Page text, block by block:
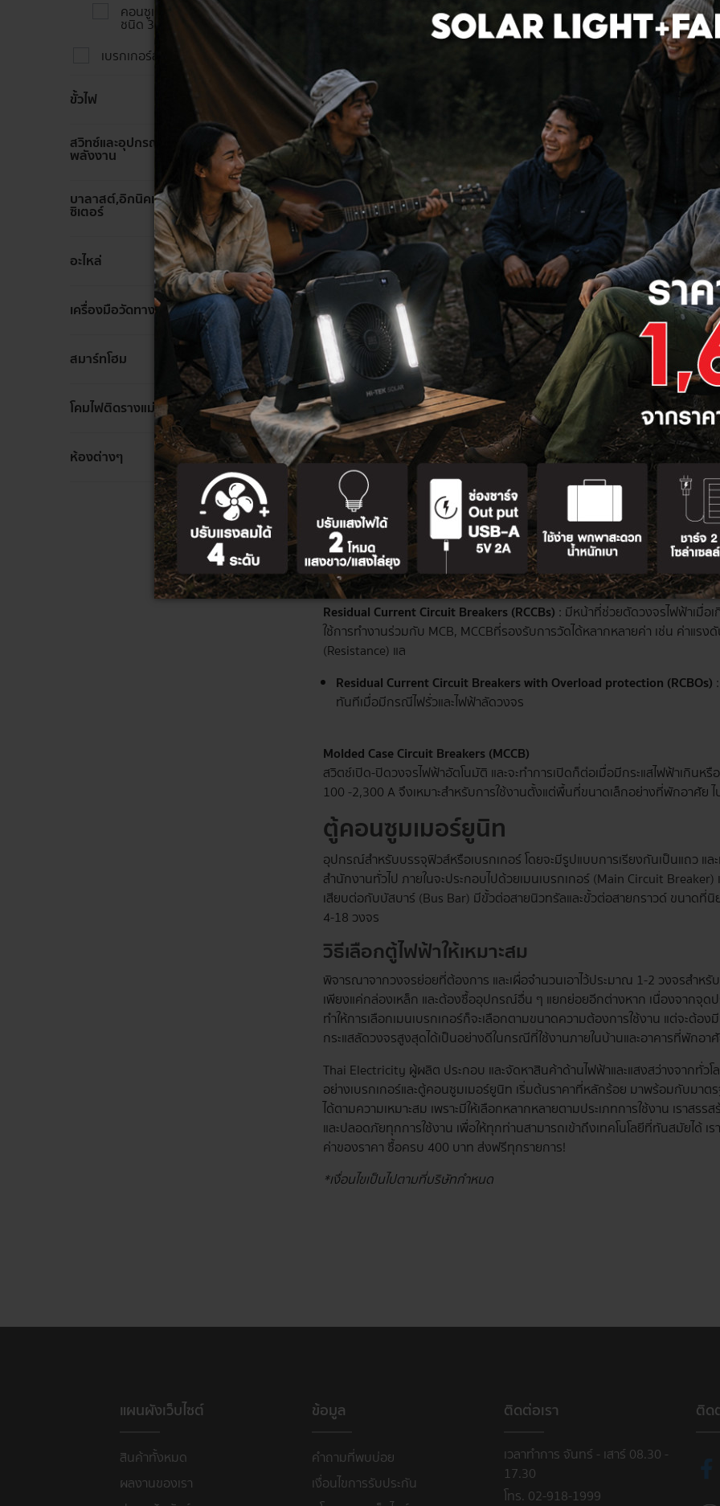
คอนซูเมอร์เซอร์กิตเบรกเกอร์
ชนิด 3 สาย
เบรกเกอร์สำหรับงานโครงการ
ขั้วไฟ
สวิทซ์และอุปกรณ์ประหยัด
พลังงาน
ล้าง
บาลาสต์,อิกนิคเตอร์,คาปา
ซิเตอร์
ล้าง
อะไหล่ ล้าง
เครื่องมือวัดทางไฟฟ้า ล้าง
สมาร์ทโฮม
โคมไฟติดรางแม่เหล็ก ล้าง
ห้องต่างๆ
เบรกเกอร์กันดูดและตู้คอมซูมเมอ
เบรกเกอร์ ตู้ไฟฟ้า หรือตู้คอนซูมเมอร์ยูนิท คืออุปกรณ์สำหรับป้องกันระบบไฟฟ้
ปลอดภัยในการใช้งานระบบไฟฟ้าให้เป็นไปอย่างมีประสิทธิภาพ ป้องกันการลัดว
ติดตั้งเบรกเกอร์เป็นองค์ประกอบสำคัญของการรักษาความปลอดภัยด้านไฟฟ้า
การใช้กระแสไฟฟ้าที่สูงมากจนเกินไป หรือกรณีที่เกิดไฟฟ้าลัดวงจร จึงต้องทำก
เซอร์กิตเบรกเกอร์
สวิตช์ไฟฟ้าแบบอัตโนมัติที่ถูกออกแบบมาเพื่อป้องกันเหตุไฟฟ้าเกิดความเสียหาย
เกอร์จะทำหน้าที่ตัดกระแสไฟฟ้าหลังจากตรวจพบความผิดปกติในวงจร และเมื่อ
ใหม่ได้ทันทีหลังแก้ปัญหา
ประเภทของเบรกเกอร์ ที่ใช้บ้าน
สามารถแบ่งแยกเบรกเกอร์ได้ตามประเภทพิกัดแรงดันไฟฟ้า ได้ 3 ประเภทหลัก
โดยประเภทที่นิยมใช้ในที่พักอาศัยและอาคารมักจะเป็นแบบ Low Voltage ที่ประก
Miniature Circuit Breakers (MCBs)
เบรกเกอร์ลูกย่อย มีขนาดเล็ก สำหรับใช้ภายในที่พักอาศัยและอาคารที่กระแสไฟฟ้
มีขนาดตั้งแต่ 1, 2, 3 และ 4 Pole สามารถติดตั้งเป็นอุปกรณ์ป้องกันร่วมกันกับ
อาศัยอย่างตู้คอนซูมเมอร์ยูนิทที่มีพิกัดกระแสลัดวงจรต่ำ แต่ไม่สามารถปรับการ
Residual Current Devices (RCDs)
เบรกเกอร์กันดูดสำหรับป้องกันเหตุไฟรั่ว ไฟดูด พร้อมตัดวงจรทันทีเมื่อพบควา
ประเภทย่อย ตามการทำงานที่แตกต่างกัน และจะทำหน้าที่ตัดวงจรไฟฟ้าอัตโนมัติ
ติดตั้งเพื่อใช้งานในตู้คอนซูมเมอร์ยูนิท และตู้ควบคุมระบบไฟฟ้า
Residual Current Circuit Breakers (RCCBs) : มีหน้าที่ช่วยตัดวงจรไฟฟ้าเมื่อ
ใช้การทำงานร่วมกับ MCB, MCCBที่รองรับการวัดได้หลากหลายค่า เช่น ค่าแร
(Resistance) แล
Residual Current Circuit Breakers with Overload protection (RCBOs)
ทันทีเมื่อมีกรณีไฟรั่วและไฟฟ้าลัดวงจร
Molded Case Circuit Breakers (MCCB)
สวิตช์เปิด-ปิดวงจรไฟฟ้าอัตโนมัติ และจะทำการเปิดก็ต่อเมื่อมีกระแสไฟฟ้าเกินห
100 -2,300 A จึงเหมาะสำหรับการใช้งานตั้งแต่พื้นที่ขนาดเล็กอย่างที่พักอาศัย
ตู้คอนซูมเมอร์ยูนิท
อุปกรณ์สำหรับบรรจุฟิวส์หรือเบรกเกอร์ โดยจะมีรูปแบบการเรียงกันเป็นแถว แล
สำนักงานทั่วไป ภายในจะประกอบไปด้วยเมนเบรกเกอร์ (Main Circuit
เสียบต่อกับบัสบาร์ (Bus Bar) มีขั้วต่อสายนิวทรัลและขั้วต่อสายกราวด์ ขนาดที่
4-18 วงจร
วิธีเลือกตู้ไฟฟ้าให้เหมาะสม
พิจารณาจากวงจรย่อยที่ต้องการ และเผื่อจำนวนเอาไว้ประมาณ 1-2 วงจรสำหรั
เพียงแค่กล่องเหล็ก และต้องซื้ออุปกรณ์อื่น ๆ แยกย่อยอีกต่างหาก เนื่องจากจุดป
ทำให้การเลือกเมนเบรกเกอร์ก็จะเลือกตามขนาดความต้องการใช้งาน แต่จะต้
กระแสลัดวงจรสูงสุดได้เป็นอย่างดีในกรณีที่ใช้งานภายในบ้านและอาคารที่พักอา
Thai Electricity ผู้ผลิต ประกอบ และจัดหาสินค้าด้านไฟฟ้าและแสงสว่างจากทั่
อย่างเบรกเกอร์และตู้คอนซูมเมอร์ยูนิท เริ่มต้นราคาที่หลักร้อย มาพร้อมกับมา
ได้ตามความเหมาะสม เพราะมีให้เลือกหลากหลายตามประเภทการใช้งาน เรา
และปลอดภัยทุกการใช้งาน เพื่อให้ทุกท่านสามารถเข้าถึงเทคโนโลยีที่ทันสมัยไ
ค่าของราคา ซื้อครบ 400 บาท ส่งฟรีทุกรายการ!
*เงื่อนไขเป็นไปตามที่บริษัทกำหนด
แผนผังเว็บไซต์
สินค้าทั้งหมด
ผลงานของเรา
ข้อมูล
คำถามที่พบบ่อย
เงื่อนไขการรับประกัน
ติดต่อเรา
เวลาทำการ จันทร์ - เสาร์ 08.30 -
17.30
โทร. 02-918-1999
ติด